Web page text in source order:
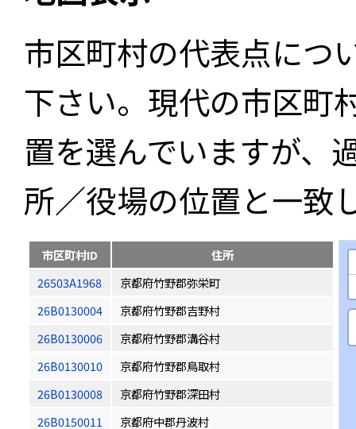
市区町村の代表点につ
下さい。現代の市区町
置を選んでいますが、
所／役場の位置と一致
市区町村ID
住所
26503A1968
京都府竹野郡弥栄町
26B0130004
京都府竹野郡吉野村
26B0130006
京都府竹野郡溝谷村
26B0130010
京都府竹野郡鳥取村
26B0130008
京都府竹野郡深田村
26B0150011
京都府中郡丹波村